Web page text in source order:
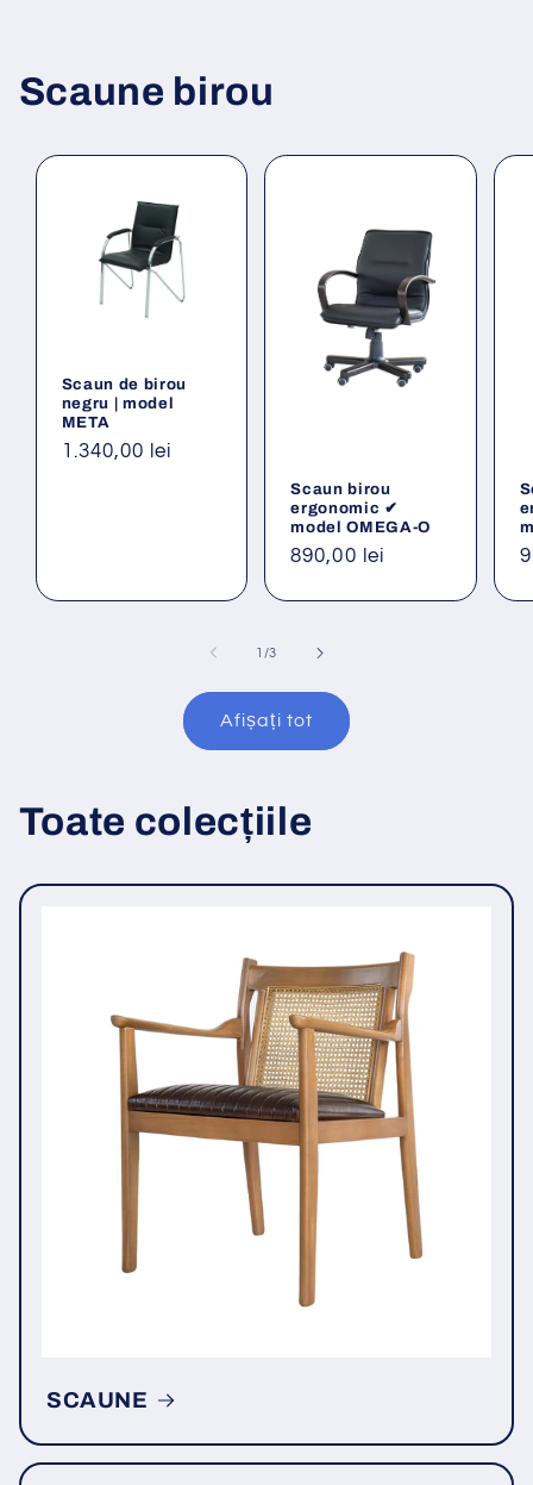
Scaune birou
Scaun de birou
negru | model
META
Preț
1.340,00 lei
Scaun birou
ergonomic ✔
model OMEGA-O
Preț
890,00 lei
1 /din
3
Afișați tot
Toate colecțiile
SCAUNE